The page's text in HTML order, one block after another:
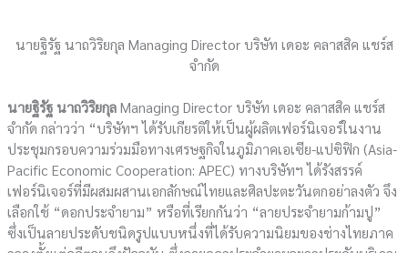
นายฐิรัฐ นาถวิริยกุล Managing Director บริษัท เดอะ คลาสสิค แชร์ส
จำกัด
นายฐิรัฐ นาถวิริยกุลManaging Director บริษัท เดอะ คลาสสิค แชร์ส
จำกัด กล่าวว่า “บริษัทฯ ได้รับเกียรติให้เป็นผู้ผลิตเฟอร์นิเจอร์ในงาน
ประชุมกรอบความร่วมมือทางเศรษฐกิจในภูมิภาคเอเซีย-แปซิฟิก (Asia-
Pacific Economic Cooperation: APEC) ทางบริษัทฯ ได้รังสรรค์
เฟอร์นิเจอร์ที่มีผสมผสานเอกลักษณ์ไทยและศิลปะตะวันตกอย่าลงตัว จึง
เลือกใช้ “ดอกประจำยาม” หรือที่เรียกกันว่า “ลายประจำยามก้ามปู”
ซึ่งเป็นลายประดับชนิดรูปแบบหนึ่งที่ได้รับความนิยมของช่างไทยภาค